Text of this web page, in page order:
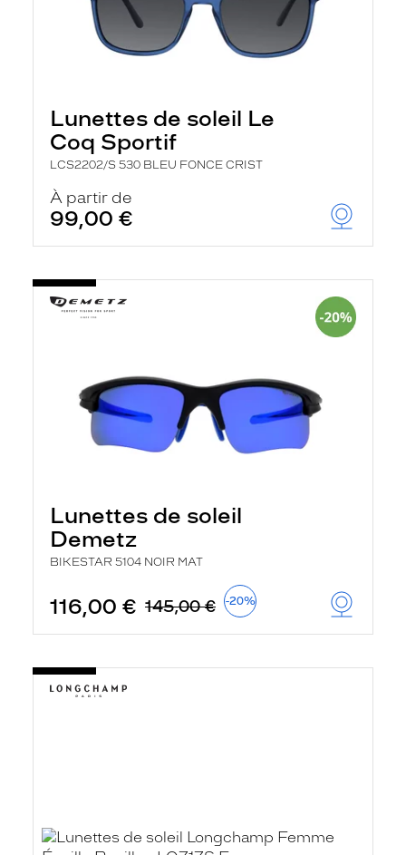
Lunettes de soleil Le
Coq Sportif
LCS2202/S 530 BLEU FONCE CRIST
À partir de
99,00 €
Lunettes de soleil
Demetz
BIKESTAR 5104 NOIR MAT
116,00 € 145,00 € -20%